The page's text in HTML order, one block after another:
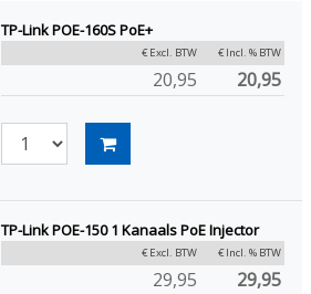
TP-Link POE-160S PoE+
€ Excl. BTW € Incl. % BTW
20,95 20,95
TP-Link POE-150 1 Kanaals PoE Injector
€ Excl. BTW € Incl. % BTW
29,95 29,95